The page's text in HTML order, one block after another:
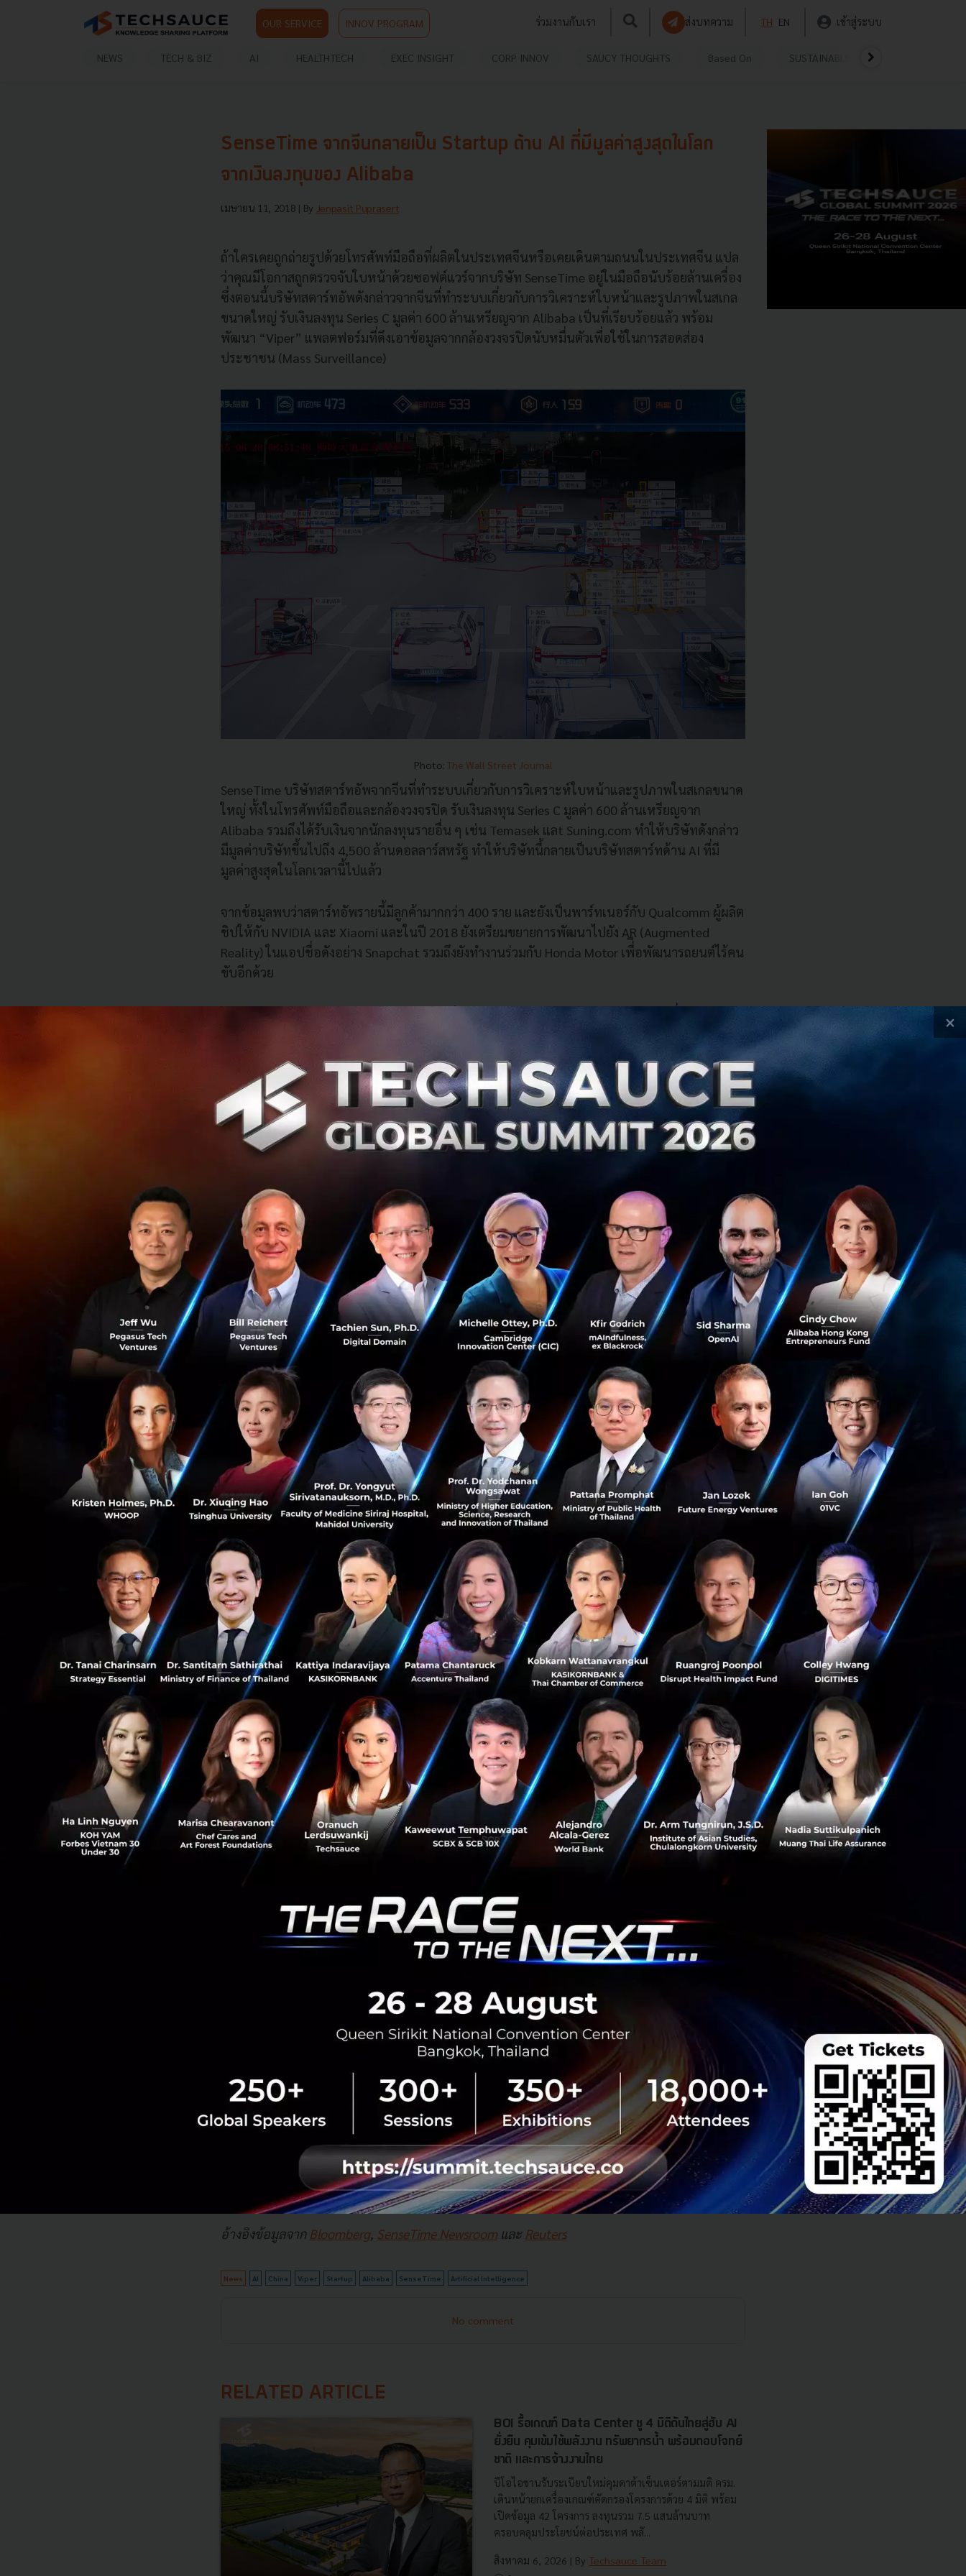
OUR SERVICE INNOV PROGRAM ร่วมงานกับเรา ส่งบทความ TH EN เข้าสู่ระบบ
NEWS TECH & BIZ AI HEALTHTECH EXEC INSIGHT CORP INNOV SAUCY THOUGHTS Based On SUSTAINABLE
0
3.2K
SenseTime จากจีนกลายเป็น Startup ด้าน AI ที่มีมูลค่าสูงสุดในโลก
จากเงินลงทุนของ Alibaba
เมษายน 11, 2018 | By Jenpasit Puprasert
ถ้าใครเคยถูกถ่ายรูปด้วยโทรศัพท์มือถือที่ผลิตในประเทศจีนหรือเคยเดินตามถนนในประเทศจีน แปล
ว่าคุณมีโอกาสถูกตรวจจับใบหน้าด้วยซอฟต์แวร์จากบริษัท SenseTime อยู่ในมือถือนับร้อยล้านเครื่อง
ซึ่งตอนนี้บริษัทสตาร์ทอัพดังกล่าวจากจีนที่ทำระบบเกี่ยวกับการวิเคราะห์ใบหน้าและรูปภาพในสเกล
ขนาดใหญ่ รับเงินลงทุน Series C มูลค่า 600 ล้านเหรียญจาก Alibaba เป็นที่เรียบร้อยแล้ว พร้อม
พัฒนา “Viper” แพลตฟอร์มที่ดึงเอาข้อมูลจากกล้องวงจรปิดนับหมื่นตัวเพื่อใช้ในการสอดส่อง
ประชาชน (Mass Surveillance)
Photo: The Wall Street Journal
SenseTime บริษัทสตาร์ทอัพจากจีนที่ทำระบบเกี่ยวกับการวิเคราะห์ใบหน้าและรูปภาพในสเกลขนาด
ใหญ่ ทั้งในโทรศัพท์มือถือและกล้องวงจรปิด รับเงินลงทุน Series C มูลค่า 600 ล้านเหรียญจาก
Alibaba รวมถึงได้รับเงินจากนักลงทุนรายอื่น ๆ เช่น Temasek แลt Suning.com ทำให้บริษัทดังกล่าว
มีมูลค่าบริษัทขึ้นไปถึง 4,500 ล้านดอลลาร์สหรัฐ ทำให้บริษัทนี้กลายเป็นบริษัทสตาร์ทด้าน AI ที่มี
มูลค่าสูงสุดในโลกเวลานี้ไปแล้ว
จากข้อมูลพบว่าสตาร์ทอัพรายนี้มีลูกค้ามากกว่า 400 ราย และยังเป็นพาร์ทเนอร์กับ Qualcomm ผู้ผลิต
ชิปให้กับ NVIDIA และ Xiaomi และในปี 2018 ยังเตรียมขยายการพัฒนาไปยัง AR (Augmented
Reality) ในแอปชื่อดังอย่าง Snapchat รวมถึงยังทำงานร่วมกับ Honda Motor เพื่ีอพัฒนารถยนต์ไร้คน
ขับอีกด้วย
ข้อมูลจาก CB Insight
ซึ่งการเติบโตของบริษัทด้าน AI ในจีนก็เป็นไปตามที่รัฐบาลจีนประกาศแผนพัฒนาด้าน AI และตั้งเป้า
เป็นศูนย์กลางด้านนวัตกรรมด้าน AI ในปี 2030 อีกด้วย
นอกจากนี้ SenseTime ยังเตรียมขอเงินลงทุนเพื่อพัฒนารถยนต์ไร้คนขับ (Autonomous Driving) และ
AR (Augmented Reality) รวมถึงเพื่อเป็นค่าใช้จ่ายสำหรับจ้างกลุ่มคนที่ความสามารถด้าน AI และ
“เรากำลังมองหาเส้นทางไปสู่กลยุทธ์ใหม่ ๆ อยู่ นี่จึงเป็นเหตุผลว่าทำไมเราต้องการเงินเป็นจำนวนมาก
และเร่งสร้าง Infrastructure ต่าง ๆ ต่อไป” Xu Li ผู้ก่อตั้ง SenseTime กล่าวในบทสัมภาษณ์
ซึ่งบริษัทนี้กลับมามีรายได้ในปี 2017 โดยใน 3 ปีที่ผ่านมารายได้เฉลี่ยเติบโตสูงถึง 400 เปอร์เซ็นต์ ใน
ปีนี้ตั้งเป้าให้มีพนักงานมากถึง 2,000 คน และวางแผนที่จะสร้างซุเปอร์คอมพิวเตอร์อย่างน้อย 5 เครื่อง
ในหัวเมืองใหญ่ ๆ เพื่อให้ระบบ Viper และระบบอื่น ๆ สามารถส่งข้อมูลได้อย่างต่อเนื่อง
เตรียมพัฒนาระบบสอดส่องประชาชนจากกล้องวงจรปิด
Photo: Thomas Peter, REUTERS
อีกสิ่งหนึ่งที่น่าสนใจ คือ สตาร์ทอัพด้าน AI รายนี้กำลังพัฒนาแพลตฟอร์มที่ดึงเอาข้อมูลจากกล้อง
วงจรปิดนับหมื่นตัวเพื่อใช้ในการสอดส่องประชาชน (Mass Surveillance) มีชื่อแบบไม่เป็นทางการ
หรือ Codename ว่า “Viper” โดยแหล่งข่าวของ Bloomberg ระบุว่าบริษัทอยู่ในระหว่างการเจรจาขอ
ระดมทุน ซึ่งคาดว่าจำนวนเงินลงทุนจะมีมูลค่ามากกว่า 4,500 ล้านบาท
โดยตำรวจระบุว่าสามารถใช้ Viper เพื่อติดตามเหตุด่วนเหตุร้ายและอุบัติเหตุ รวมไปถึงบุคคลที่น่า
สงสัยที่อยู่ใน Blacklist ได้อีกด้วย ในขณะที่ผู้ที่แนวคิดเสรีนิยม (Liberal) ก็ระบุว่าระบบนี้ถูกใช้ในการ
ตรวจจับนักเคลื่อนไหว (Activists) และกดขี่ชนกลุ่มน้อยเช่น ชนกลุ่มน้อยที่อยู่ทางตะวันตกของเขต
ปกครองตนเองซินเจียงอุยกูร์
ซึ่ง Xu Li ก็เชื่อว่าเทคโนโลยีเป็นสิ่งที่จำเป็นและถูกนำไปใช้งานในรูปแบบที่แตกต่างไปขึ้นอยู่กับผู้
อำนาจในแต่ละประเทศ โดยแหล่งข้อมูลสำคัญที่จะช่วยเทรนระบบตรวจจับใบหน้าและภาพของ
SenseTime ให้ทำงานได้ดียิ่งขึ้นก็จะมาจากหน่วยงานตำรวจของจีน วีดีโอจากกล้องวงจรปิด และเจ้า
หน้าที่ของ 40 เมืองในจีนนั่นเอง
“ระบบนี้ไม่มีผลต่อต่อความเป็นส่วนตัวอย่างแน่นอน เพราะเจ้าหน้าที่ที่อำนาจเกี่ยวข้องเท่านั้นที่จะ
เข้าถึงระบบดังกล่าวได้” Xu Li กล่าว
ส่วน Jim Breyer ผู้ก่อตั้ง Breyer Capital ซึ่งเป็น Indirect Investor ของ SenseTime ให้สัมภาษณ์กับ
IDG โดยกล่าวว่า “ในประเทศจีนมีความได้เปรียบในเรื่องของระบบตรวจจับใบหน้า (Facial
recognition) เพราะในสหรัฐอเมริกาและบางพื้นที่ในสหภาพยุโรป (EU) ยังมีข้อจำกัดเรื่องของความ
เป็นส่วนตัว ซึ่งทำให้สุดยอดเทคโนโลยีตรวจจับบางอย่างในโลก เห็นได้แค่ที่ในจีนเท่านั้น”
อ้างอิงข้อมูลจาก Bloomberg, SenseTime Newsroom และ Reuters
News AI China Viper Startup Alibaba SenseTime Artificial Intelligence
No comment
RELATED ARTICLE
BOI รื้อเกณฑ์ Data Center ชู 4 มิติดันไทยสู่ฮับ AI
ยั่งยืน คุมเข้มใช้พลังงาน ทรัพยากรน้ำ พร้อมตอบโจทย์
ชาติ และการจ้างงานไทย
บีโอไอขานรับระเบียบใหม่คุมดาต้าเซ็นเตอร์ตามมติ ครม.
เดินหน้ายกเครื่องเกณฑ์คัดกรองโครงการด้วย 4 มิติ พร้อม
เปิดข้อมูล 42 โครงการ ลงทุนรวม 7.5 แสนล้านบาท
ครอบคลุมประโยชน์ต่อประเทศ พลั...
สิงหาคม 6, 2026 | By Techsauce Team
×